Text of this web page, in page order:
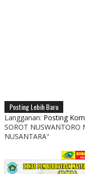
Posting Lebih Baru
Langganan: Posting
SOROT
NUSANTARA"